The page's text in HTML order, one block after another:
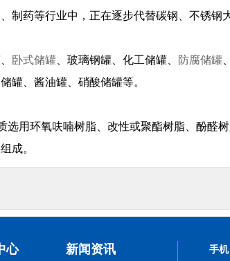
制药等行业中，正在逐步代替碳钢、不锈钢
卧式储罐 、玻璃钢罐、化工储罐、 防腐储罐
罐、酱油罐、硝酸储罐等。
用环氧呋喃树脂、改性或聚酯树脂、酚醛
成。
心 新闻资讯 手机